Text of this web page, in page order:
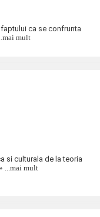
ca se confrunta
mult
si culturala de la teoria
...mai mult